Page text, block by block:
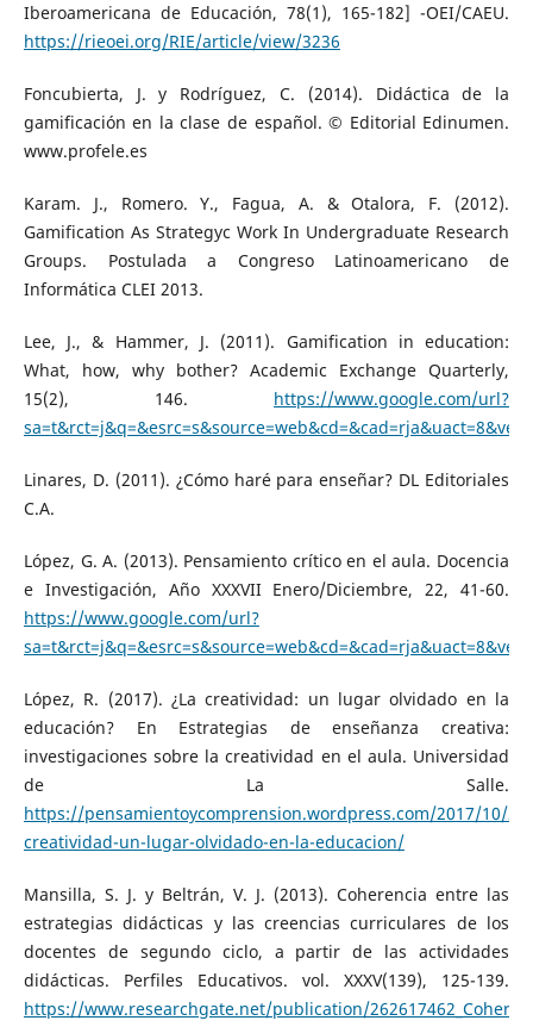
Iberoamericana de Educación, 78(1), 165-182] -OEI/CAEU.
https://rieoei.org/RIE/article/view/3236
Foncubierta, J. y Rodríguez, C. (2014). Didáctica de la
gamificación en la clase de español. © Editorial Edinumen.
www.profele.es
Karam. J., Romero. Y., Fagua, A. & Otalora, F. (2012).
Gamification As Strategyc Work In Undergraduate Research
Groups. Postulada a Congreso Latinoamericano de
Informática CLEI 2013.
Lee, J., & Hammer, J. (2011). Gamification in education:
What, how, why bother? Academic Exchange Quarterly,
15(2), 146. https://www.google.com/url?
Linares, D. (2011). ¿Cómo haré para enseñar? DL Editoriales
C.A.
López, G. A. (2013). Pensamiento crítico en el aula. Docencia
e Investigación, Año XXXVII Enero/Diciembre, 22, 41-60.
https://www.google.com/url?
López, R. (2017). ¿La creatividad: un lugar olvidado en la
educación? En Estrategias de enseñanza creativa:
investigaciones sobre la creatividad en el aula. Universidad
de La Salle.
https://pensamientoycomprension.wordpress.com/2017/10/
creatividad-un-lugar-olvidado-en-la-educacion/
Mansilla, S. J. y Beltrán, V. J. (2013). Coherencia entre las
estrategias didácticas y las creencias curriculares de los
docentes de segundo ciclo, a partir de las actividades
didácticas. Perfiles Educativos. vol. XXXV(139), 125-139.
https://www.researchgate.net/publication/